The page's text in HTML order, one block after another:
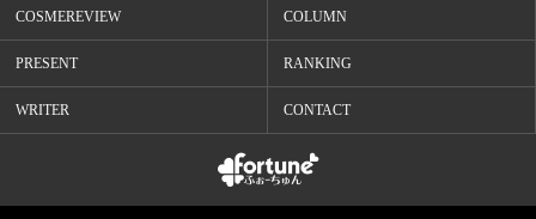
COSMEREVIEW COLUMN
PRESENT RANKING
WRITER CONTACT